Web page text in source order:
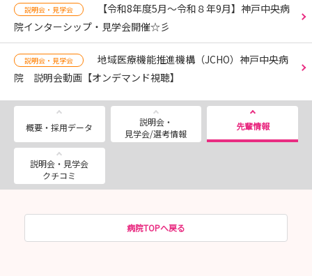
説明会・見学会
【令和8年度5月～令和８年9月】神戸中央病
院インターシップ・見学会開催☆彡
説明会・見学会
地域医療機能推進機構（JCHO）神戸中央病
院 説明会動画【オンデマンド視聴】
概要・採用データ
説明会・
見学会/選考情報
先輩情報
説明会・見学会
クチコミ
病院TOPへ戻る